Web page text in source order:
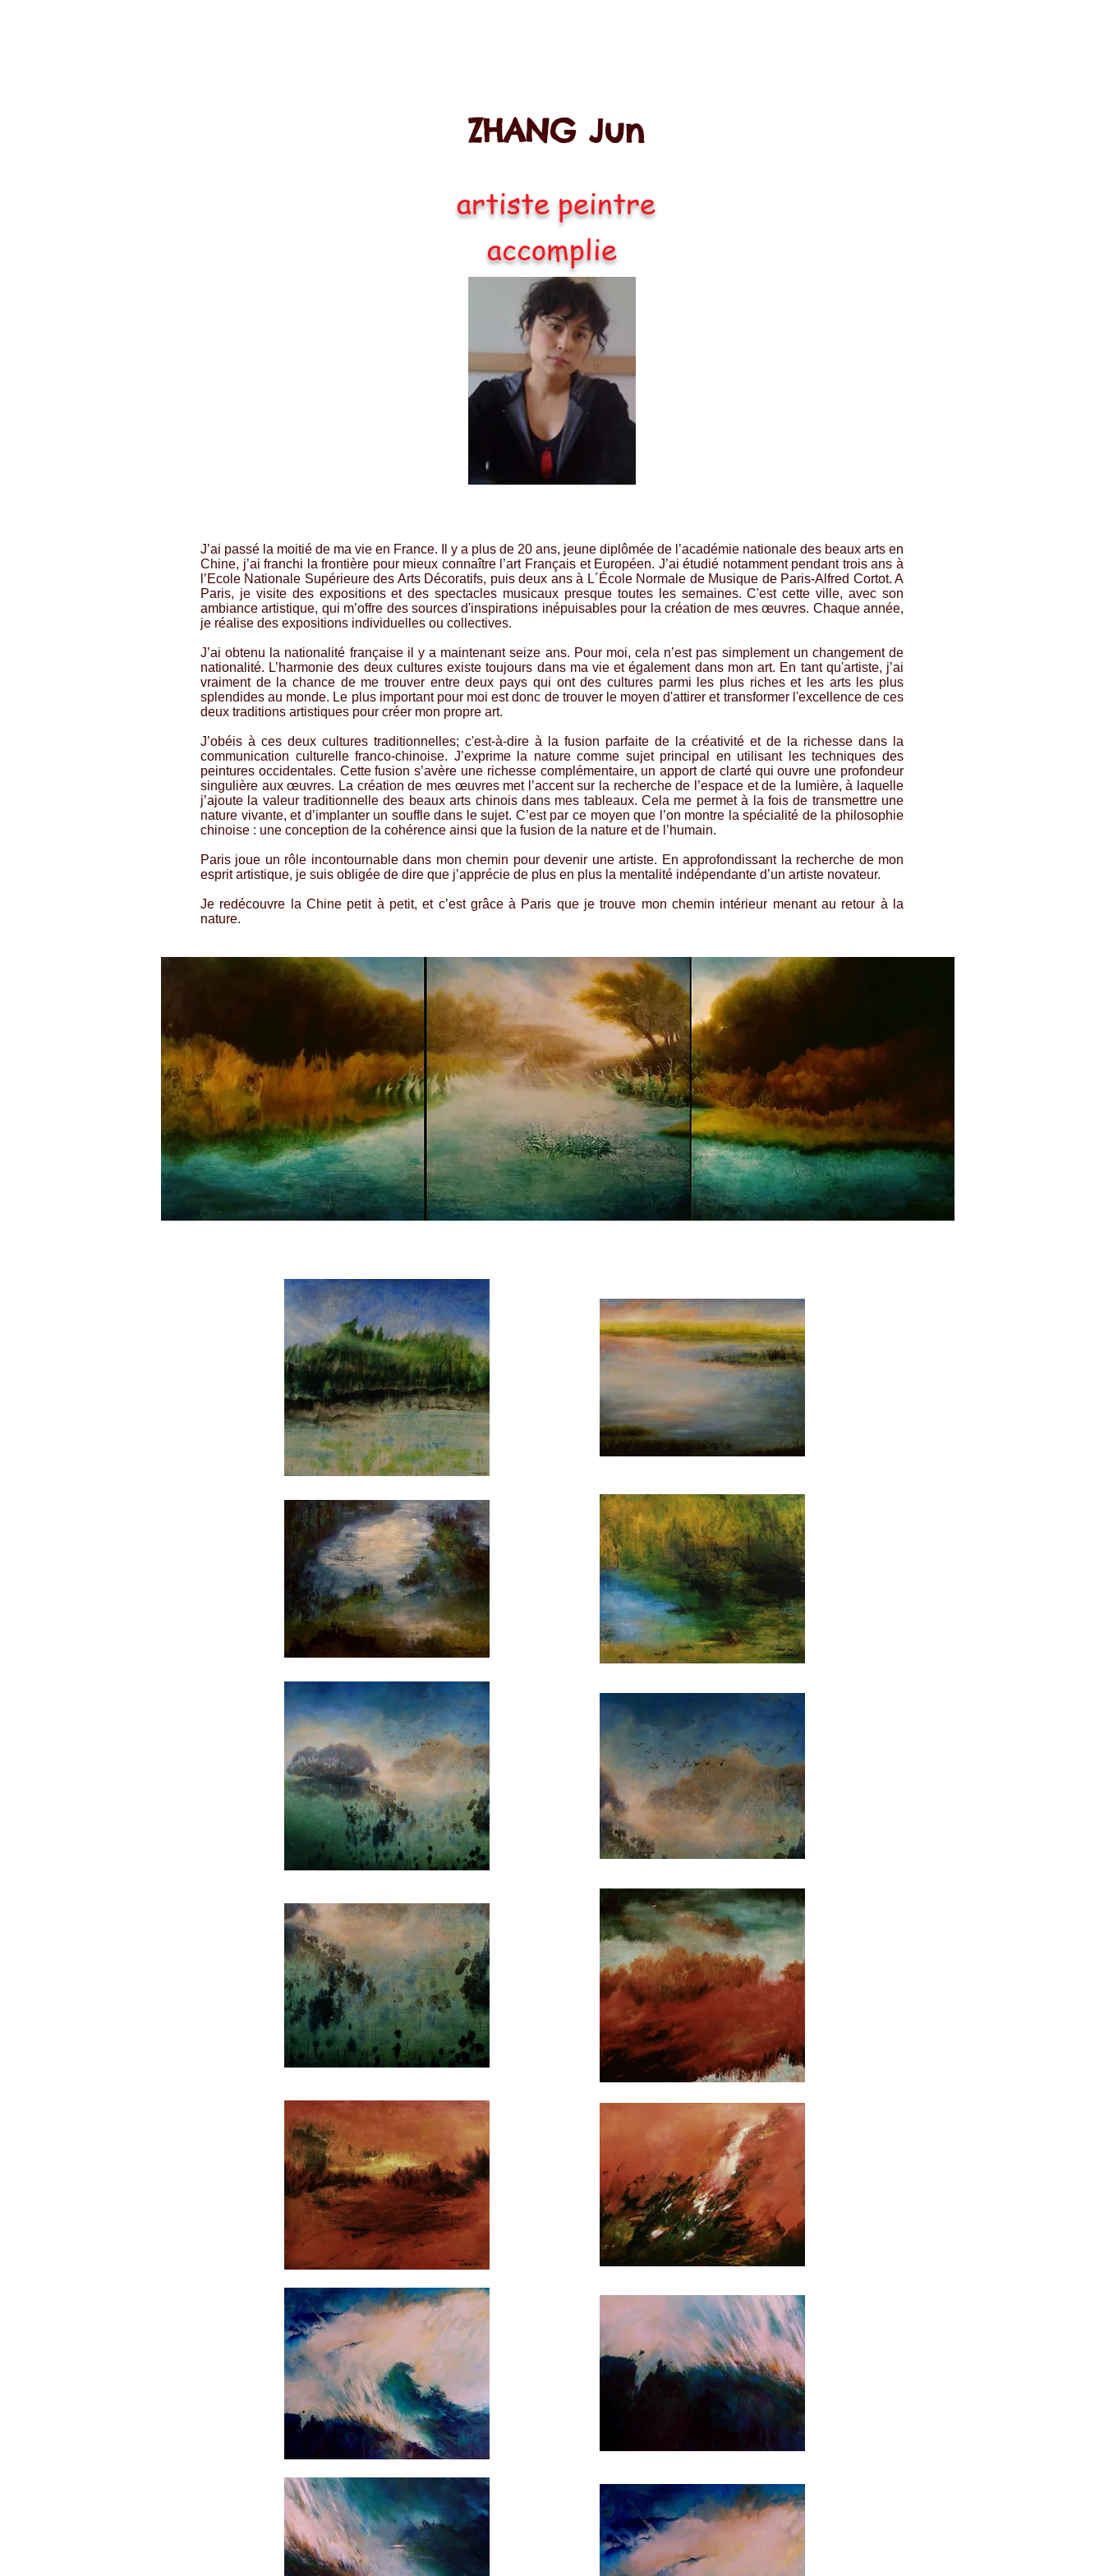
artiste peintre
accomplie
ZHANG Jun
J’ai passé la moitié de ma vie en France. Il y a plus de 20 ans, jeune diplômée de l’académie nationale des beaux arts en
Chine, j’ai franchi la frontière pour mieux connaître l’art Français et Européen. J’ai étudié notamment pendant trois ans à
l’Ecole Nationale Supérieure des Arts Décoratifs, puis deux ans à L´École Normale de Musique de Paris-Alfred Cortot. A
Paris, je visite des expositions et des spectacles musicaux presque toutes les semaines. C'est cette ville, avec son
ambiance artistique, qui m’offre des sources d'inspirations inépuisables pour la création de mes œuvres. Chaque année,
je réalise des expositions individuelles ou collectives.
J’ai obtenu la nationalité française il y a maintenant seize ans. Pour moi, cela n’est pas simplement un changement de
nationalité. L’harmonie des deux cultures existe toujours dans ma vie et également dans mon art. En tant qu'artiste, j’ai
vraiment de la chance de me trouver entre deux pays qui ont des cultures parmi les plus riches et les arts les plus
splendides au monde. Le plus important pour moi est donc de trouver le moyen d'attirer et transformer l'excellence de ces
deux traditions artistiques pour créer mon propre art.
J’obéis à ces deux cultures traditionnelles; c'est-à-dire à la fusion parfaite de la créativité et de la richesse dans la
communication culturelle franco-chinoise. J’exprime la nature comme sujet principal en utilisant les techniques des
peintures occidentales. Cette fusion s’avère une richesse complémentaire, un apport de clarté qui ouvre une profondeur
singulière aux œuvres. La création de mes œuvres met l’accent sur la recherche de l’espace et de la lumière, à laquelle
j’ajoute la valeur traditionnelle des beaux arts chinois dans mes tableaux. Cela me permet à la fois de transmettre une
nature vivante, et d’implanter un souffle dans le sujet. C’est par ce moyen que l’on montre la spécialité de la philosophie
chinoise : une conception de la cohérence ainsi que la fusion de la nature et de l’humain.
Paris joue un rôle incontournable dans mon chemin pour devenir une artiste. En approfondissant la recherche de mon
esprit artistique, je suis obligée de dire que j’apprécie de plus en plus la mentalité indépendante d’un artiste novateur.
Je redécouvre la Chine petit à petit, et c’est grâce à Paris que je trouve mon chemin intérieur menant au retour à la
nature.